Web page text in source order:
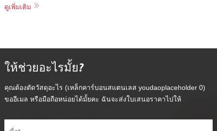
ดูเพิ่มเติม
ให้ช่วยอะไรมั้ย?
คุณต้องตัดวัสดุอะไร (เหล็กคาร์บอนสแตนเลส youdaoplaceholder 0)
ขออีเมล หรือมือถือหน่อยได้มั้ยคะ ฉันจะส่งใบเสนอราคาไปให้